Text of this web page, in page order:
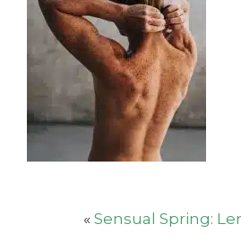
« Sensual Spring: